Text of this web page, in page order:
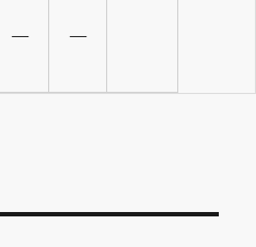
— —